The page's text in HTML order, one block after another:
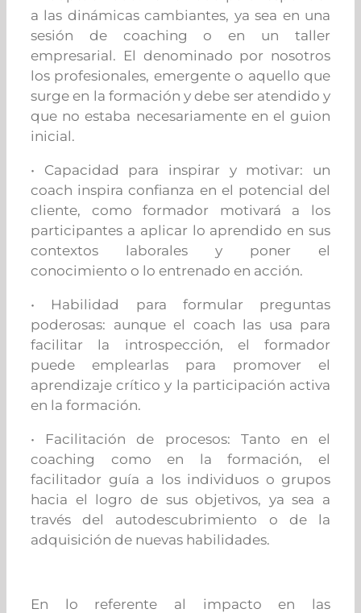
a las dinámicas cambiantes, ya sea en una
sesión de coaching o en un taller
empresarial. El denominado por nosotros
los profesionales, emergente o aquello que
surge en la formación y debe ser atendido y
que no estaba necesariamente en el guion
inicial.
• Capacidad para inspirar y motivar: un
coach inspira confianza en el potencial del
cliente, como formador motivará a los
participantes a aplicar lo aprendido en sus
contextos laborales y poner el
conocimiento o lo entrenado en acción.
• Habilidad para formular preguntas
poderosas: aunque el coach las usa para
facilitar la introspección, el formador
puede emplearlas para promover el
aprendizaje crítico y la participación activa
en la formación.
• Facilitación de procesos: Tanto en el
coaching como en la formación, el
facilitador guía a los individuos o grupos
hacia el logro de sus objetivos, ya sea a
través del autodescubrimiento o de la
adquisición de nuevas habilidades.
En lo referente al impacto en las